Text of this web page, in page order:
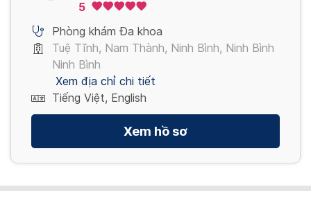
200,000 VND/ lần
Xem thêm
5
Phòng khám Đa khoa
Tuệ Tĩnh, Nam Thành, Ninh Bình, Ninh Bình
Ninh Bình
Xem địa chỉ chi tiết
Tiếng Việt, English
Xem hồ sơ